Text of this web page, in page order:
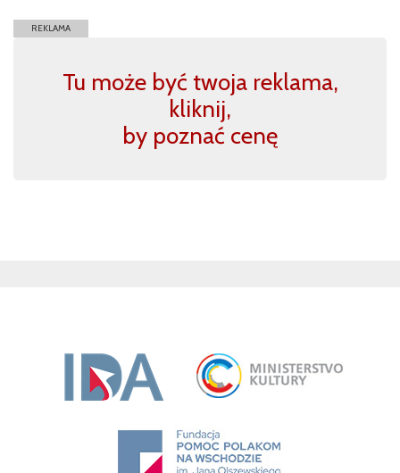
REKLAMA
Tu może być twoja reklama,
kliknij,
by poznać cenę